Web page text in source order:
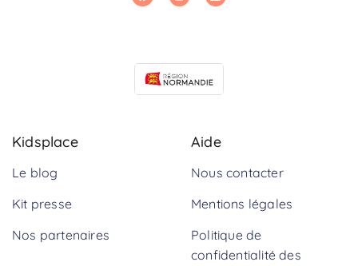
Kidsplace
Le blog
Kit presse
Nos partenaires
Aide
Nous contacter
Mentions légales
Politique de
confidentialité des